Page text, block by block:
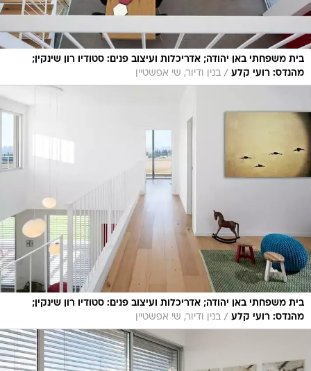
בית משפחתי באן יהודה; אדריכלות ועיצוב פנים: סטודיו רון שינקין;
מהנדס: רועי קלע / בנין ודיור, שי אפשטיין
בית משפחתי באן יהודה; אדריכלות ועיצוב פנים: סטודיו רון שינקין;
מהנדס: רועי קלע / בנין ודיור, שי אפשטיין